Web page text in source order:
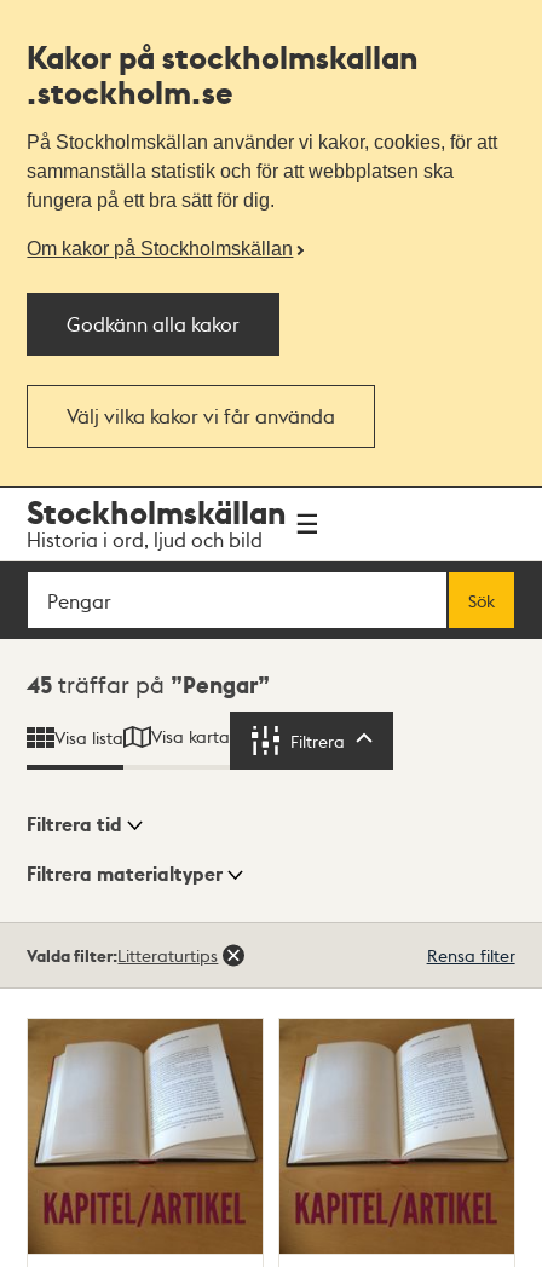
Kakor på stockholmskallan
.stockholm.se
På Stockholmskällan använder vi kakor, cookies, för att
sammanställa statistik och för att webbplatsen ska
fungera på ett bra sätt för dig.
Om kakor på Stockholmskällan
Godkänn alla kakor
Välj vilka kakor vi får använda
navigationen
huvudinnehållet
Stockholmskällan
Historia i ord, ljud och bild
Sök
Sök
Sökresultat
45 träffar på Pengar
Visa lista Visa karta Filtrera
Visningsläge
Filtrera tid
Filtrera materialtyper
träffar
Valda filter:Litteraturtips Rensa filter